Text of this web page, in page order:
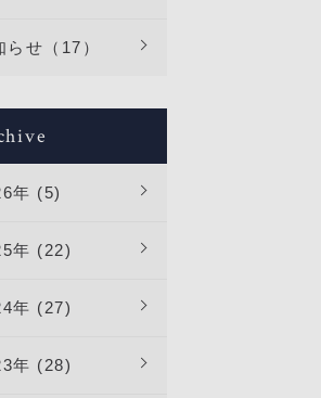
らせ（17）
年 (5)
年 (22)
年 (27)
年 (28)